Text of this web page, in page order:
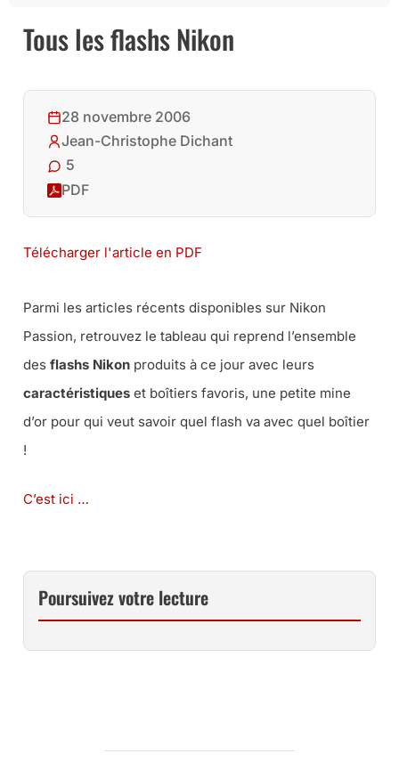
Tous les flashs Nikon
28 novembre 2006
Jean-Christophe Dichant
5
PDF
Télécharger l'article en PDF
Parmi les articles récents disponibles sur Nikon
Passion, retrouvez le tableau qui reprend l’ensemble
des flashs Nikon produits à ce jour avec leurs
caractéristiques et boîtiers favoris, une petite mine
d’or pour qui veut savoir quel flash va avec quel boîtier
!
C’est ici …
Poursuivez votre lecture